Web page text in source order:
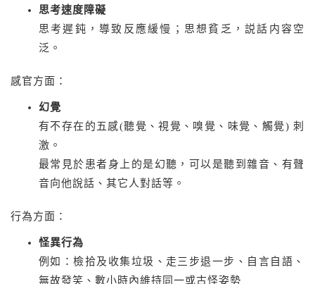
思考速度障礙
思考遲鈍，導致反應緩慢；思想貧乏，説話内容空
泛。
感官方面：
幻覺
有不存在的五感(聽覺、視覺、嗅覺、味覺、觸覺) 刺
激。
最常見於患者身上的是幻聽，可以是聽到雜音、有聲
音向他說話、其它人對話等。
行為方面：
怪異行為
例如：檢拾及收集垃圾、走三步退一步、自言自語、
無故發笑、數小時內維持同一或古怪姿勢